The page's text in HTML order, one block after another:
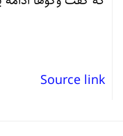
Source link